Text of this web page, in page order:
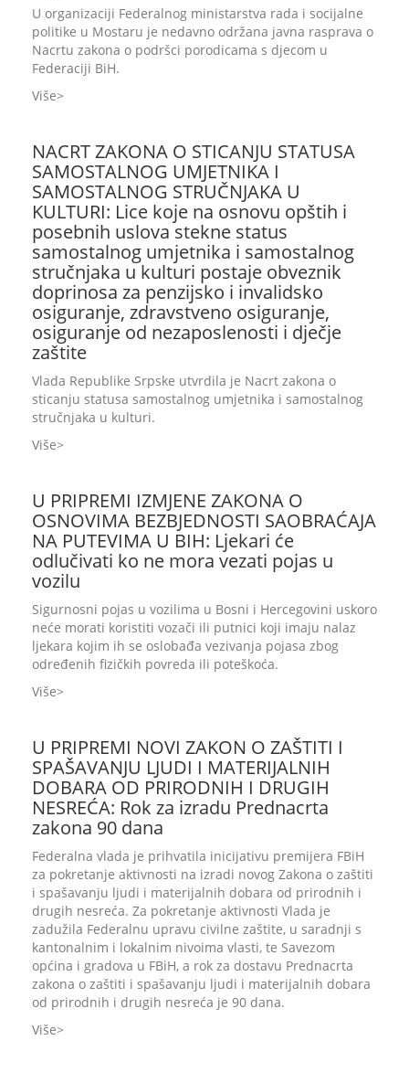
U organizaciji Federalnog ministarstva rada i socijalne
politike u Mostaru je nedavno održana javna rasprava o
Nacrtu zakona o podršci porodicama s djecom u
Federaciji BiH.
Više
NACRT ZAKONA O STICANJU STATUSA
SAMOSTALNOG UMJETNIKA I
SAMOSTALNOG STRUČNJAKA U
KULTURI: Lice koje na osnovu opštih i
posebnih uslova stekne status
samostalnog umjetnika i samostalnog
stručnjaka u kulturi postaje obveznik
doprinosa za penzijsko i invalidsko
osiguranje, zdravstveno osiguranje,
osiguranje od nezaposlenosti i dječje
zaštite
Vlada Republike Srpske utvrdila je Nacrt zakona o
sticanju statusa samostalnog umjetnika i samostalnog
stručnjaka u kulturi.
Više
U PRIPREMI IZMJENE ZAKONA O
OSNOVIMA BEZBJEDNOSTI SAOBRAĆAJA
NA PUTEVIMA U BIH: Ljekari će
odlučivati ko ne mora vezati pojas u
vozilu
Sigurnosni pojas u vozilima u Bosni i Hercegovini uskoro
neće morati koristiti vozači ili putnici koji imaju nalaz
ljekara kojim ih se oslobađa vezivanja pojasa zbog
određenih fizičkih povreda ili poteškoća.
Više
U PRIPREMI NOVI ZAKON O ZAŠTITI I
SPAŠAVANJU LJUDI I MATERIJALNIH
DOBARA OD PRIRODNIH I DRUGIH
NESREĆA: Rok za izradu Prednacrta
zakona 90 dana
Federalna vlada je prihvatila inicijativu premijera FBiH
za pokretanje aktivnosti na izradi novog Zakona o zaštiti
i spašavanju ljudi i materijalnih dobara od prirodnih i
drugih nesreća. Za pokretanje aktivnosti Vlada je
zadužila Federalnu upravu civilne zaštite, u saradnji s
kantonalnim i lokalnim nivoima vlasti, te Savezom
općina i gradova u FBiH, a rok za dostavu Prednacrta
zakona o zaštiti i spašavanju ljudi i materijalnih dobara
od prirodnih i drugih nesreća je 90 dana.
Više